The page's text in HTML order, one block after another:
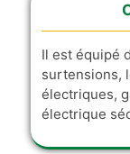
Il est équipé
surtensions,
électriques,
électrique